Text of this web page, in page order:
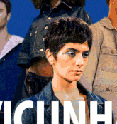
Mercosul-UE prevê
para vestuário
3 de agosto de 2026
Renata Caixeta
Sou de Algodão